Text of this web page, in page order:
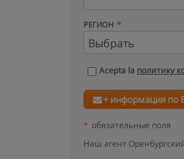
РЕГИОН
Acepta la политику
+ информация по
* обязательные поля
Наш агент